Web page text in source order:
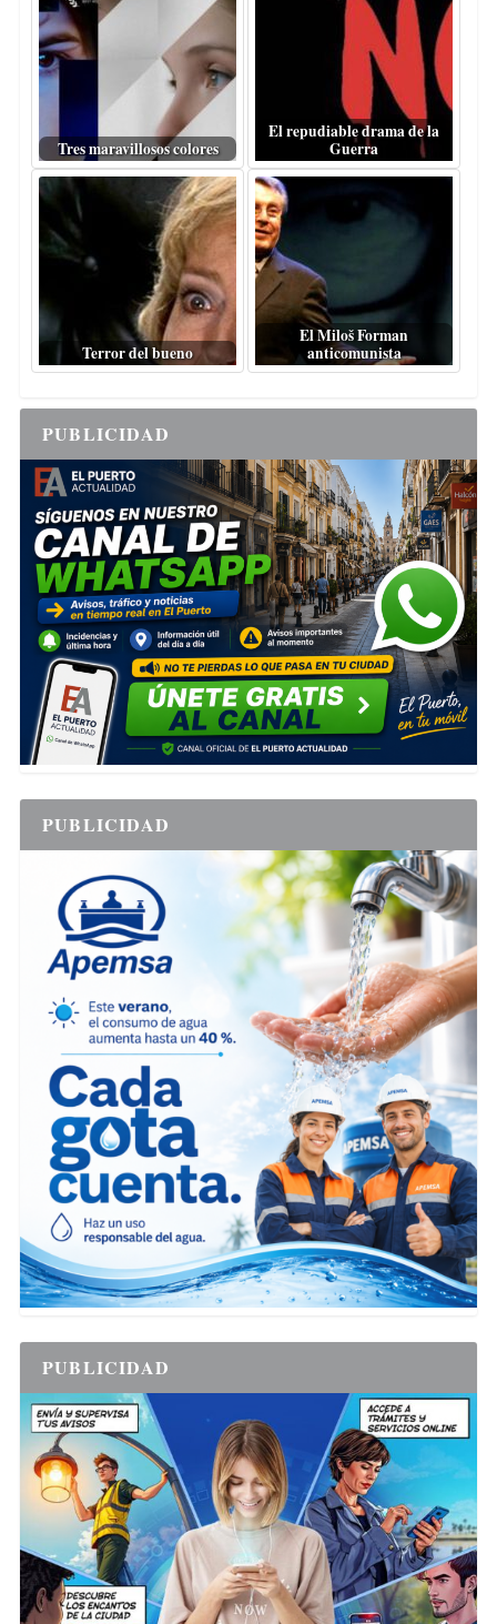
Tres maravillosos colores
El repudiable drama de la
Guerra
Terror del bueno
El Miloš Forman
anticomunista
PUBLICIDAD
PUBLICIDAD
PUBLICIDAD